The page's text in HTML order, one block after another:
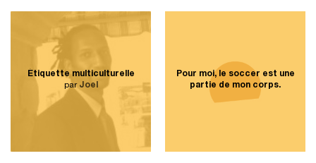
Étiquette multiculturelle
par Joel
Pour moi, le soccer est une
partie de mon corps.